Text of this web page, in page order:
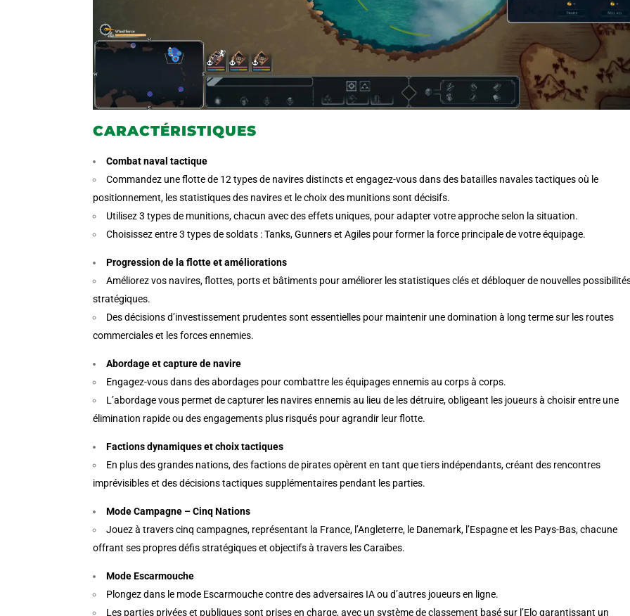
CARACTÉRISTIQUES
Combat naval tactique
Commandez une flotte de 12 types de navires distincts et engagez-vous dans des batailles navales tactiques où le
positionnement, les statistiques des navires et le choix des munitions sont décisifs.
Utilisez 3 types de munitions, chacun avec des effets uniques, pour adapter votre approche selon la situation.
Choisissez entre 3 types de soldats : Tanks, Gunners et Agiles pour former la force principale de votre équipage.
Progression de la flotte et améliorations
Améliorez vos navires, flottes, ports et bâtiments pour améliorer les statistiques clés et débloquer de nouvelles
stratégiques.
Des décisions d’investissement prudentes sont essentielles pour maintenir une domination à long terme sur les routes
commerciales et les forces ennemies.
Abordage et capture de navire
Engagez-vous dans des abordages pour combattre les équipages ennemis au corps à corps.
L’abordage vous permet de capturer les navires ennemis au lieu de les détruire, obligeant les joueurs à choisir entre une
élimination rapide ou des engagements plus risqués pour agrandir leur flotte.
Factions dynamiques et choix tactiques
En plus des grandes nations, des factions de pirates opèrent en tant que tiers indépendants, créant des rencontres
imprévisibles et des décisions tactiques supplémentaires pendant les parties.
Mode Campagne – Cinq Nations
Jouez à travers cinq campagnes, représentant la France, l’Angleterre, le Danemark, l’Espagne et les Pays-Bas, chacune
offrant ses propres défis stratégiques et objectifs à travers les Caraïbes.
Mode Escarmouche
Plongez dans le mode Escarmouche contre des adversaires IA ou d’autres joueurs en ligne.
Les parties privées et publiques sont prises en charge, avec un système de classement basé sur l’Elo garantissant un